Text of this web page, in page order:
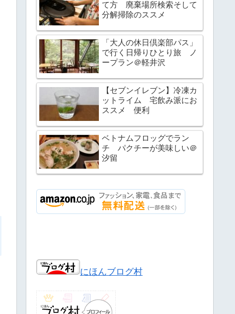
て方 廃棄場所検索そして
分解掃除のススメ
「大人の休日倶楽部パス」
で行く日帰りひとり旅 ノ
ープラン＠軽井沢
【セブンイレブン】冷凍カ
ットライム 宅飲み派にお
ススメ 便利
ベトナムフロッグでラン
チ パクチーが美味しい＠
汐留
にほんブログ村